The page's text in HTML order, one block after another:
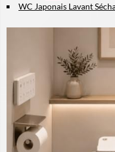
WC Japonais Lavant